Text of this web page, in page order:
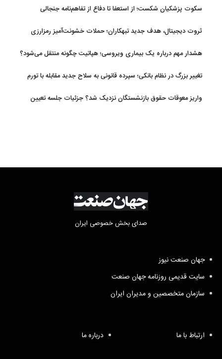
سکوت پزشکیان شکست؛ از استعفا تا دفاع از تفاهم‌نامه جنجالی
ثروت دیجیتال، هدف جدید تبهکاران؛ حملات خشونت‌آمیز رمزارزی
هشدار مهم درباره یک بیماری ویروسی؛ هپاتیت چگونه منتقل می‌شود؟
تغییر بزرگ در نظام بانکی؛ سپرده قانونی به سلاح جدید مقابله با تورم
واریز معوقات حقوق بازنشستگان نزدیک شد؟ جزئیات جلسه تعیین
صدای بخش خصوصی ایران
جهان صنعت نیوز
سایت قدیمی روزنامه جهان صنعت
سازمان متخصصین و مدیران ایران
ارتباط با ما درباره ما